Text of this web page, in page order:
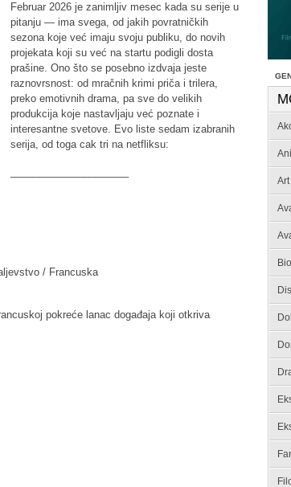
Februar 2026 je zanimljiv mesec kada su serije u
pitanju — ima svega, od jakih povratničkih
sezona koje već imaju svoju publiku, do novih
projekata koji su već na startu podigli dosta
prašine. Ono što se posebno izdvaja jeste
raznovrsnost: od mračnih krimi priča i trilera,
preko emotivnih drama, pa sve do velikih
produkcija koje nastavljaju već poznate i
interesantne svetove. Evo liste sedam izabranih
serija, od toga cak tri na netfliksu:
/ Francuska
pokreće lanac događaja koji otkriva
Art